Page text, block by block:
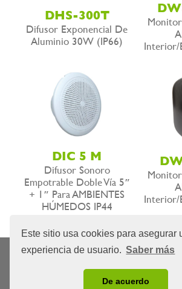
Este sitio usa cookies para asegurar
experiencia de usuario. Saber más
De acuerdo
DHS-300T
Difusor Exponencial De
Aluminio 30W (IP66)
Interior/
DIC 5 M
Difusor Sonoro
Empotrable Doble Vía 5″
+ 1″ Para AMBIENTES
HÚMEDOS IP44
Interior/
Nota Legal | Privacidad | Política
© 2026 Domótica y Sonido,